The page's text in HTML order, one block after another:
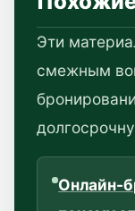
Эти
смежным
Онлайн-